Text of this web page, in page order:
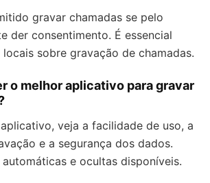
gravar chamadas se pelo
der consentimento. É essencial
sobre gravação de chamadas.
o melhor aplicativo para gravar
veja a facilidade de uso, a
e a segurança dos dados.
e ocultas disponíveis.